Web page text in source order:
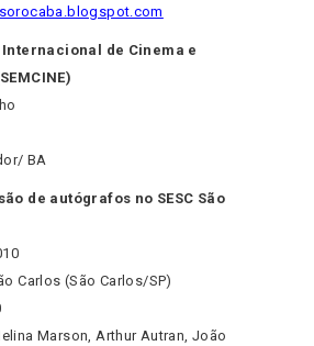
de Cinema e
BA
de autógrafos no SESC São
Carlos (São Carlos/SP)
Marson, Arthur Autran, João